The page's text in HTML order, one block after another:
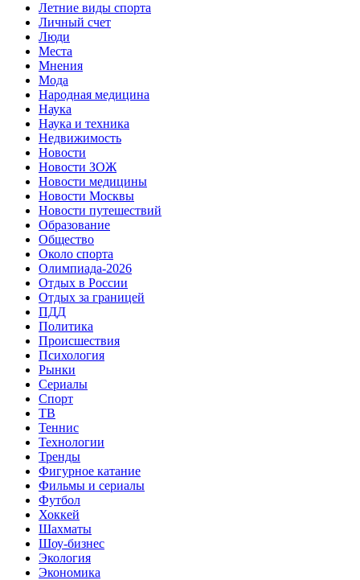
Летние виды спорта
Личный счет
Люди
Места
Мнения
Мода
Народная медицина
Наука
Наука и техника
Недвижимость
Новости
Новости ЗОЖ
Новости медицины
Новости Москвы
Новости путешествий
Образование
Общество
Около спорта
Олимпиада-2026
Отдых в России
Отдых за границей
ПДД
Политика
Происшествия
Психология
Рынки
Сериалы
Спорт
ТВ
Теннис
Технологии
Тренды
Фигурное катание
Фильмы и сериалы
Футбол
Хоккей
Шахматы
Шоу-бизнес
Экология
Экономика